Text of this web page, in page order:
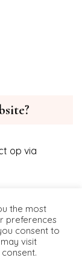
op via
the most
preferences
consent to
visit